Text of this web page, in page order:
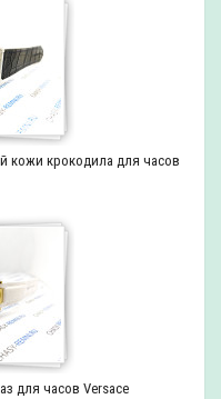
кожи крокодила для часов
для часов Versace